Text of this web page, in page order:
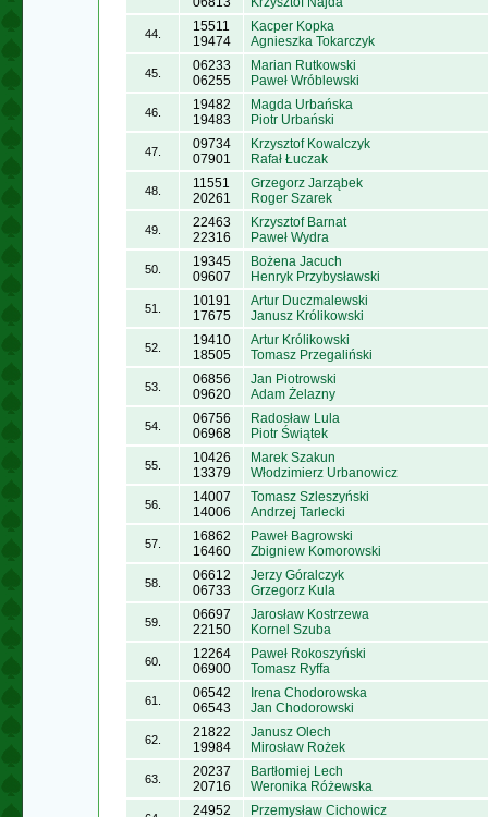
44.
15511
19474
Kacper Kopka
Agnieszka Tokarczyk
45.
06233
06255
Marian Rutkowski
Paweł Wróblewski
46.
19482
19483
Magda Urbańska
Piotr Urbański
47.
09734
07901
Krzysztof Kowalczyk
Rafał Łuczak
48.
11551
20261
Grzegorz Jarząbek
Roger Szarek
49.
22463
22316
Krzysztof Barnat
Paweł Wydra
50.
19345
09607
Bożena Jacuch
Henryk Przybysławski
51.
10191
17675
Artur Duczmalewski
Janusz Królikowski
52.
19410
18505
Artur Królikowski
Tomasz Przegaliński
53.
06856
09620
Jan Piotrowski
Adam Żelazny
54.
06756
06968
Radosław Lula
Piotr Świątek
55.
10426
13379
Marek Szakun
Włodzimierz Urbanowicz
56.
14007
14006
Tomasz Szleszyński
Andrzej Tarlecki
57.
16862
16460
Paweł Bagrowski
Zbigniew Komorowski
58.
06612
06733
Jerzy Góralczyk
Grzegorz Kula
59.
06697
22150
Jarosław Kostrzewa
Kornel Szuba
60.
12264
06900
Paweł Rokoszyński
Tomasz Ryffa
61.
06542
06543
Irena Chodorowska
Jan Chodorowski
62.
21822
19984
Janusz Olech
Mirosław Rożek
63.
20237
20716
Bartłomiej Lech
Weronika Różewska
24952 Przemysław Cichowicz